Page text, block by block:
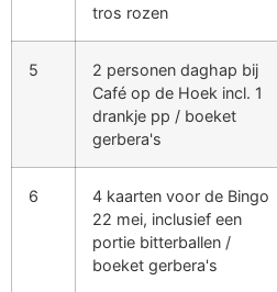
tros rozen
5
2 personen daghap bij
Café op de Hoek incl. 1
drankje pp / boeket
gerbera's
6
4 kaarten voor de Bingo
22 mei, inclusief een
portie bitterballen /
boeket gerbera's